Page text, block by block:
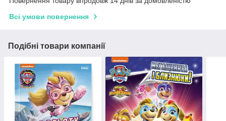
Всі умови повернення
Подібні товари компанії